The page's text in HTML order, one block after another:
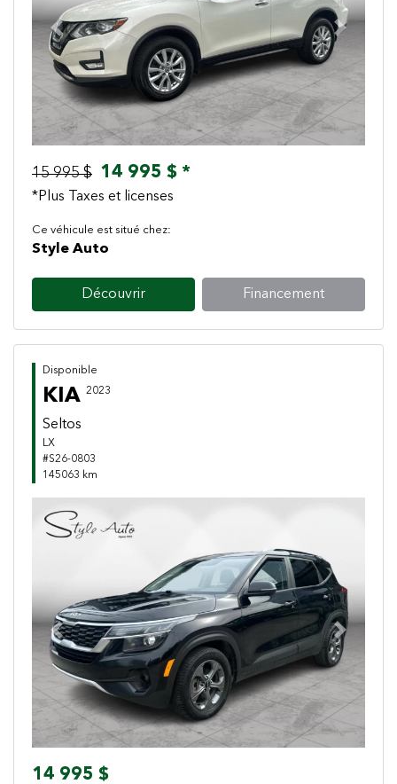
Previous Next
15 995 $ 14 995 $ *
*Plus Taxes et licenses
Ce véhicule est situé chez:
Style Auto
Découvrir Financement
Disponible
KIA 2023
Seltos
LX
#S26-0803
145063 km
Previous Next
14 995 $